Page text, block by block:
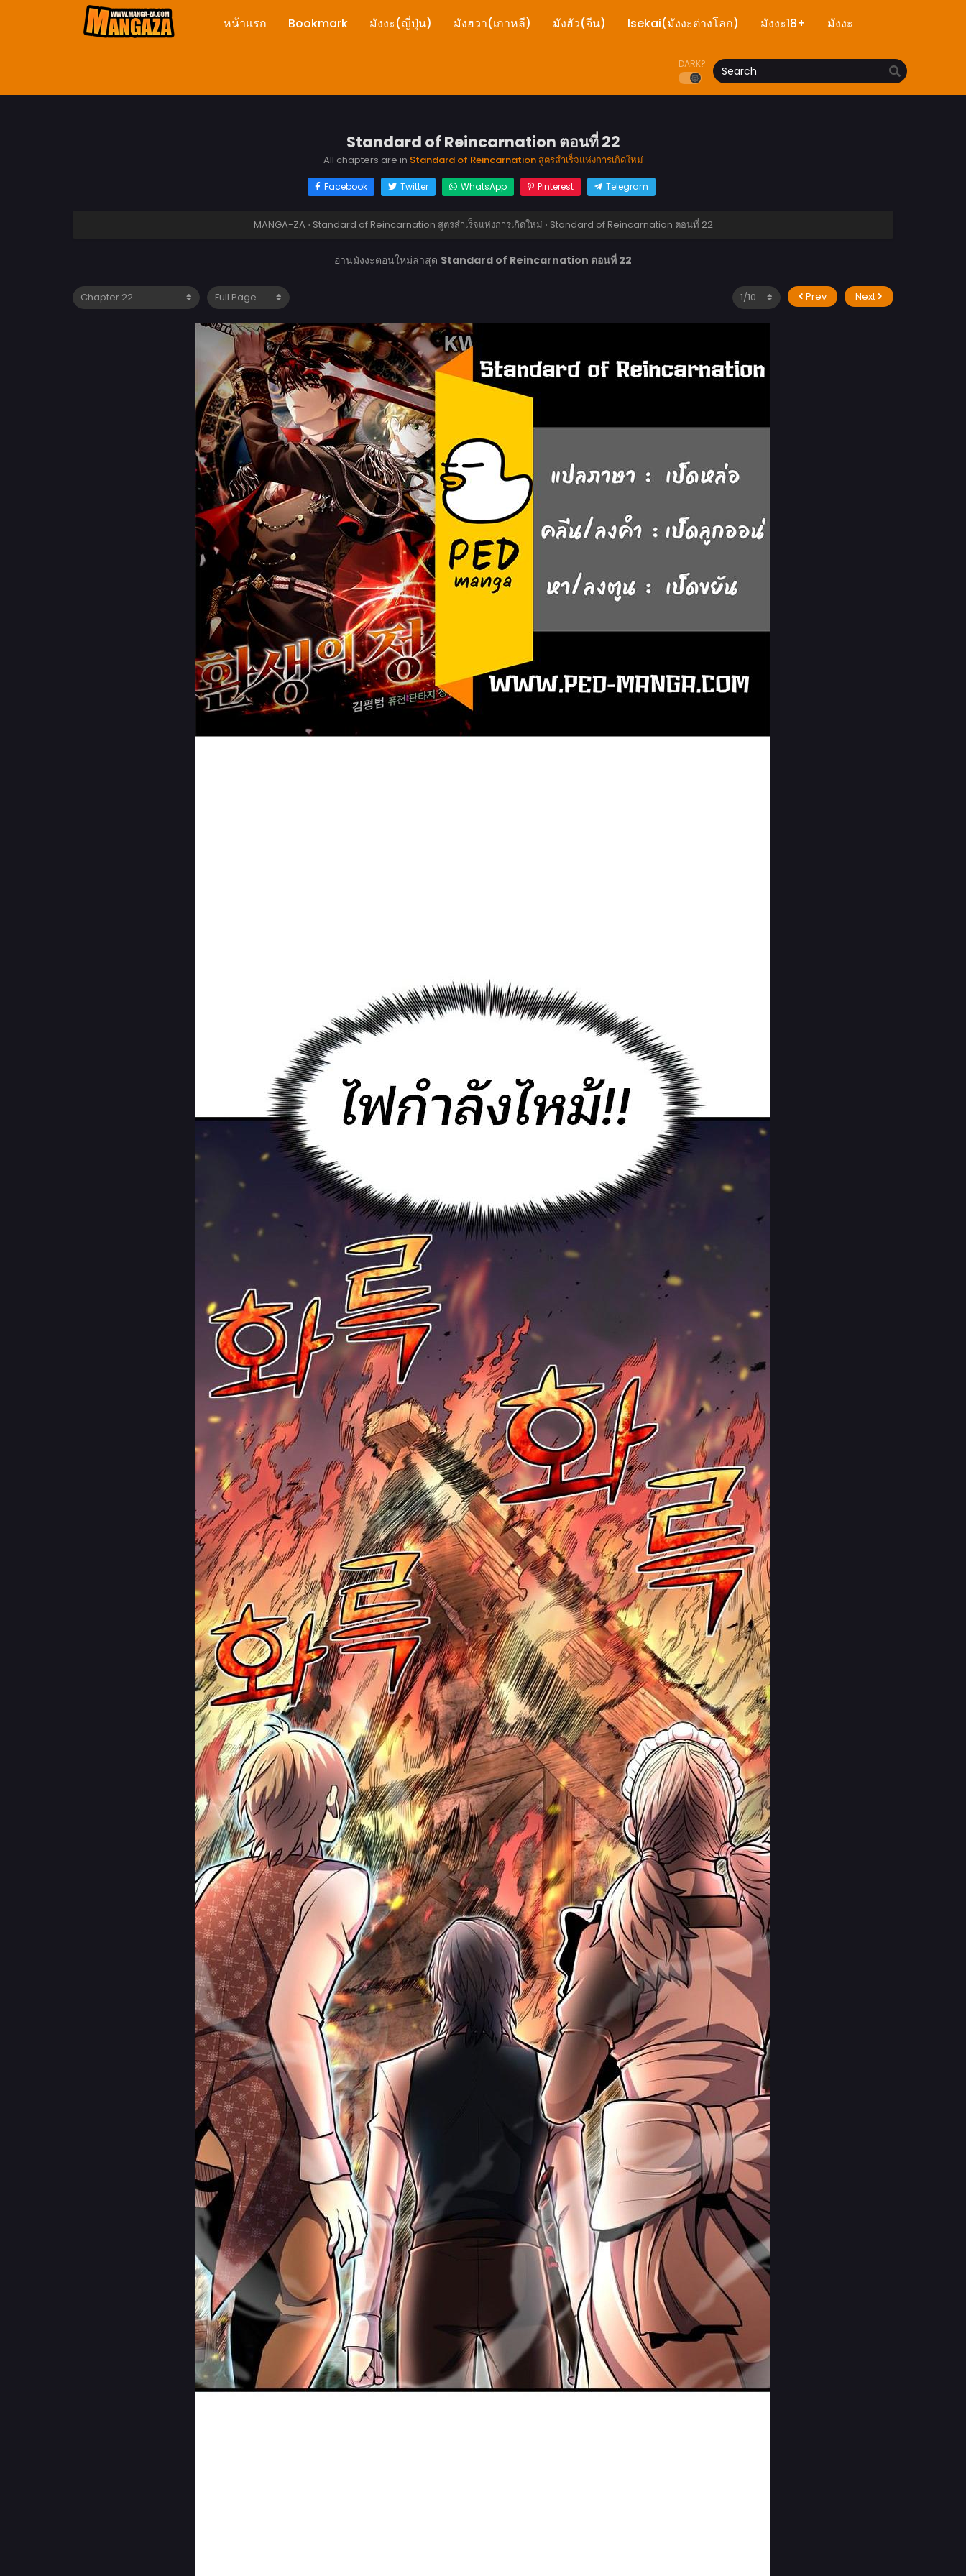
หน้าแรก Bookmark มังงะ(ญี่ปุ่น) มังฮวา(เกาหลี) มังฮัว(จีน) Isekai(มังงะต่างโลก) มังงะ18+ มังงะ
DARK?
Standard of Reincarnation ตอนที่ 22
All chapters are in Standard of Reincarnation สูตรสำเร็จแห่งการเกิดใหม่
Facebook Twitter WhatsApp Pinterest Telegram
MANGA-ZA › Standard of Reincarnation สูตรสำเร็จแห่งการเกิดใหม่ › Standard of Reincarnation ตอนที่ 22
อ่านมังงะตอนใหม่ล่าสุด Standard of Reincarnation ตอนที่ 22
Prev Next